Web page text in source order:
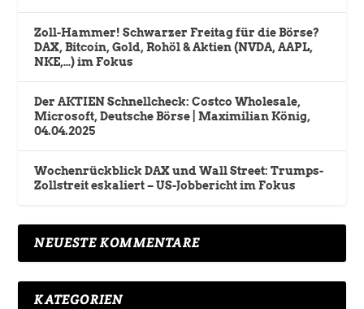
Zoll-Hammer! Schwarzer Freitag für die Börse?
DAX, Bitcoin, Gold, Rohöl & Aktien (NVDA, AAPL,
NKE,…) im Fokus
Der AKTIEN Schnellcheck: Costco Wholesale,
Microsoft, Deutsche Börse | Maximilian König,
04.04.2025
Wochenrückblick DAX und Wall Street: Trumps-
Zollstreit eskaliert – US-Jobbericht im Fokus
NEUESTE KOMMENTARE
KATEGORIEN